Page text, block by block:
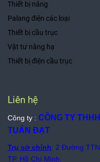
Thiết bị nâng
Palang điện các loại
Thiết bị cầu trục
Vật tư nâng hạ
Thiết bị điện cầu trục
Liên hệ
Công ty : CÔNG TY
TUẤN ĐẠT
Trụ sở chính: 2 Đường
TP. Hồ Chí Minh.